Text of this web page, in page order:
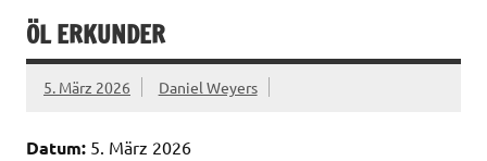
ÖL ERKUNDER
5. März 2026 Daniel Weyers
Datum: 5. März 2026